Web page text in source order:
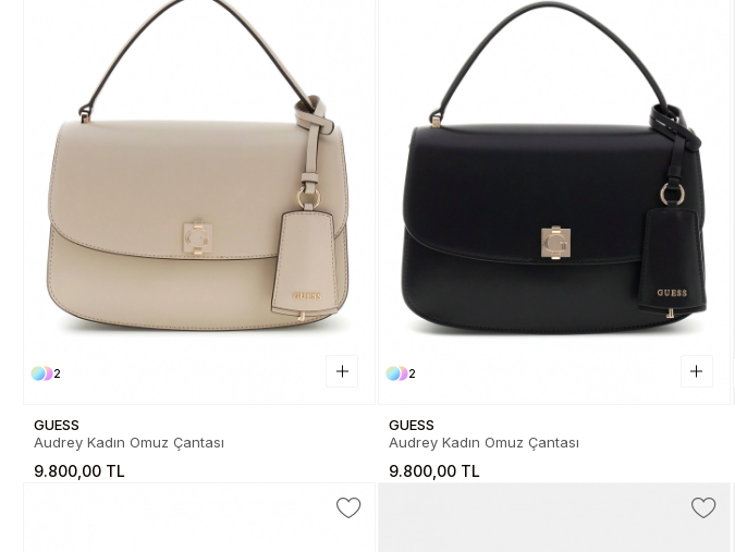
2
GUESS
Audrey Kadın Omuz Çantası
9.800,00 TL
2
GUESS
Audrey Kadın Omuz Çantası
9.800,00 TL